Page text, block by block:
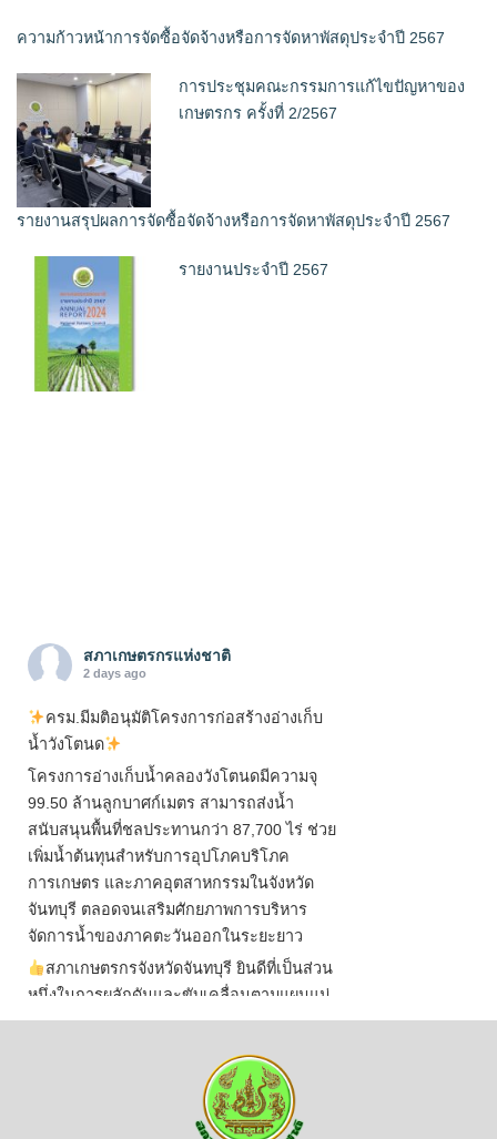
ความก้าวหน้าการจัดซื้อจัดจ้างหรือการจัดหาพัสดุประจำปี 2567
การประชุมคณะกรรมการแก้ไขปัญหาของ
เกษตรกร ครั้งที่ 2/2567
รายงานสรุปผลการจัดซื้อจัดจ้างหรือการจัดหาพัสดุประจำปี 2567
รายงานประจำปี 2567
สภาเกษตรกรแห่งชาติ
2 days ago
ครม.มีมติอนุมัติโครงการก่อสร้างอ่างเก็บ
น้ำวังโตนด
โครงการอ่างเก็บน้ำคลองวังโตนดมีความจุ
99.50 ล้านลูกบาศก์เมตร สามารถส่งน้ำ
สนับสนุนพื้นที่ชลประทานกว่า 87,700 ไร่ ช่วย
เพิ่มน้ำต้นทุนสำหรับการอุปโภคบริโภค
การเกษตร และภาคอุตสาหกรรมในจังหวัด
จันทบุรี ตลอดจนเสริมศักยภาพการบริหาร
จัดการน้ำของภาคตะวันออกในระยะยาว
สภาเกษตรกรจังหวัดจันทบุรี ยินดีที่เป็นส่วน
หนึ่งในการผลักดันและขับเคลื่อนตามแผนแม่
บทเพื่อพั ...See More
ไม่สามารถดูเนื้อหานี้ได้ในขณะนี้